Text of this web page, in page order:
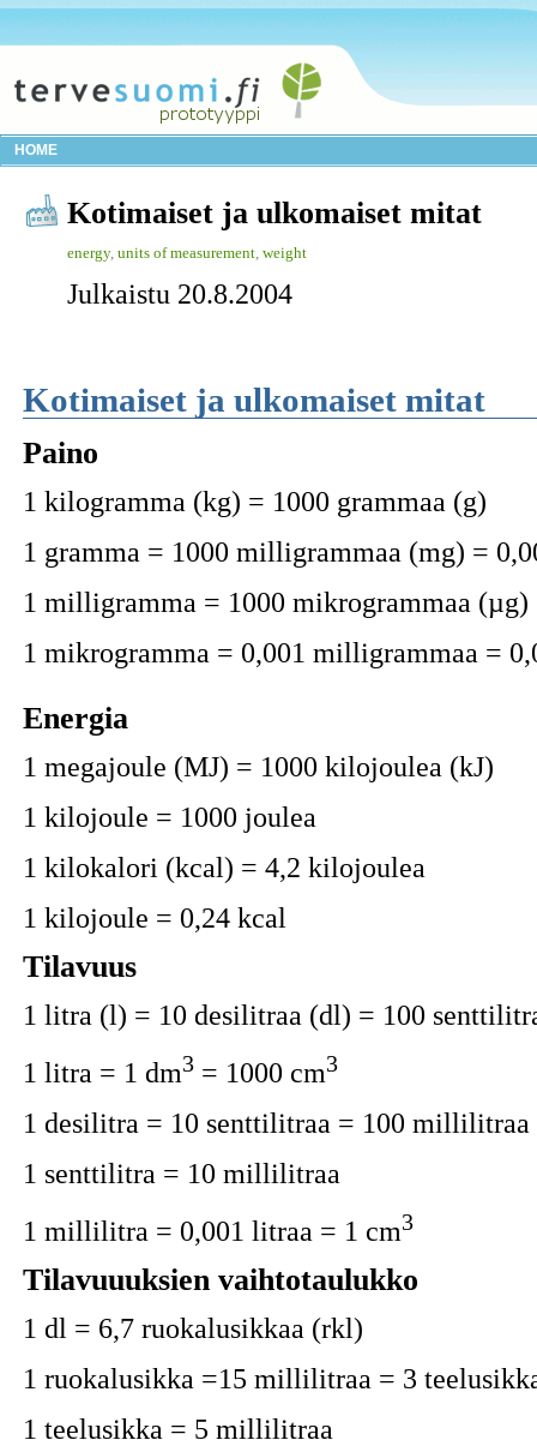
HOME
Kotimaiset ja ulkomaiset mitat
energy, units of measurement weight
Julkaistu 20.8.2004
Kotimaiset ja ulkomaiset mitat
Paino
1 kilogramma (kg) = 1000 grammaa (g)
1 gramma = 1000 milligrammaa (mg) =
1 milligramma = 1000 mikrogrammaa (µg)
1 mikrogramma = 0,001 milligrammaa =
Energia
1 megajoule (MJ) = 1000 kilojoulea (kJ)
1 kilojoule = 1000 joulea
1 kilokalori (kcal) = 4,2 kilojoulea
1 kilojoule = 0,24 kcal
Tilavuus
1 litra (l) = 10 desilitraa (dl) = 100
1 litra = 1 dm3 = 1000 cm3
1 desilitra = 10 senttilitraa = 100
1 senttilitra = 10 millilitraa
1 millilitra = 0,001 litraa = 1 cm3
Tilavuuuksien vaihtotaulukko
1 dl = 6,7 ruokalusikkaa (rkl)
1 ruokalusikka =15 millilitraa = 3
1 teelusikka = 5 millilitraa